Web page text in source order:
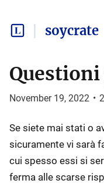
soycrate
November 19, 2022 •
Se siete mai stati o
sicuramente vi sarà
cui spesso essi si
ferma alle scarse